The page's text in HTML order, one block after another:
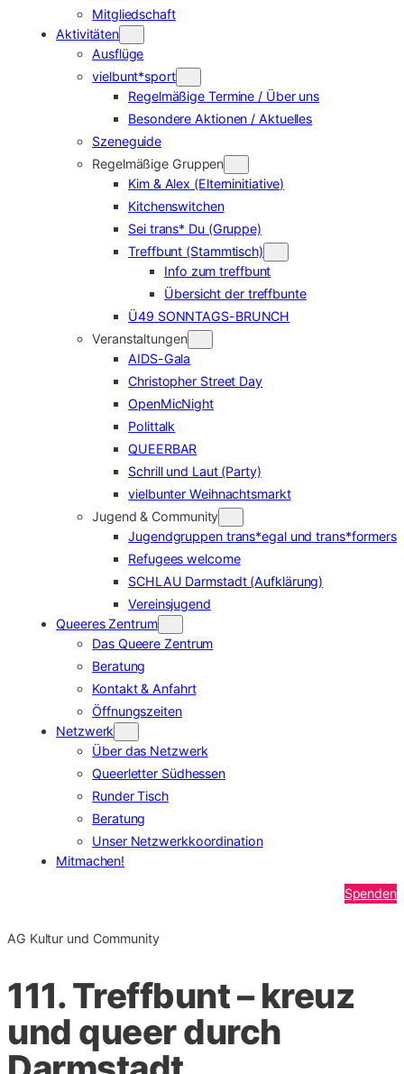
Mitgliedschaft
Aktivitäten
Ausflüge
vielbunt*sport
Regelmäßige Termine / Über uns
Besondere Aktionen / Aktuelles
Szeneguide
Regelmäßige Gruppen
Kim & Alex (Elterninitiative)
Kitchenswitchen
Sei trans* Du (Gruppe)
Treffbunt (Stammtisch)
Info zum treffbunt
Übersicht der treffbunte
Ü49 SONNTAGS-BRUNCH
Veranstaltungen
AIDS-Gala
Christopher Street Day
OpenMicNight
Polittalk
QUEERBAR
Schrill und Laut (Party)
vielbunter Weihnachtsmarkt
Jugend & Community
Jugendgruppen trans*egal und trans*formers
Refugees welcome
SCHLAU Darmstadt (Aufklärung)
Vereinsjugend
Queeres Zentrum
Das Queere Zentrum
Beratung
Kontakt & Anfahrt
Öffnungszeiten
Netzwerk
Über das Netzwerk
Queerletter Südhessen
Runder Tisch
Beratung
Unser Netzwerkkoordination
Mitmachen!
Spenden
AG Kultur und Community
111. Treffbunt – kreuz
und queer durch